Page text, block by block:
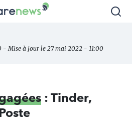
- Mise à jour le 27 mai 2022 - 11:00
: Tinder,